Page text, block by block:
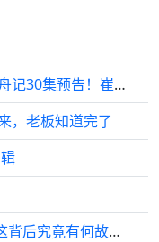
好消息好消息崔行舟的腿断啦！柳舟记30集预告！崔行舟终于瘸啦！
，老板知道完了
“我们公司从未进行过土地征收”，这背后究竟有何故事？ 我们